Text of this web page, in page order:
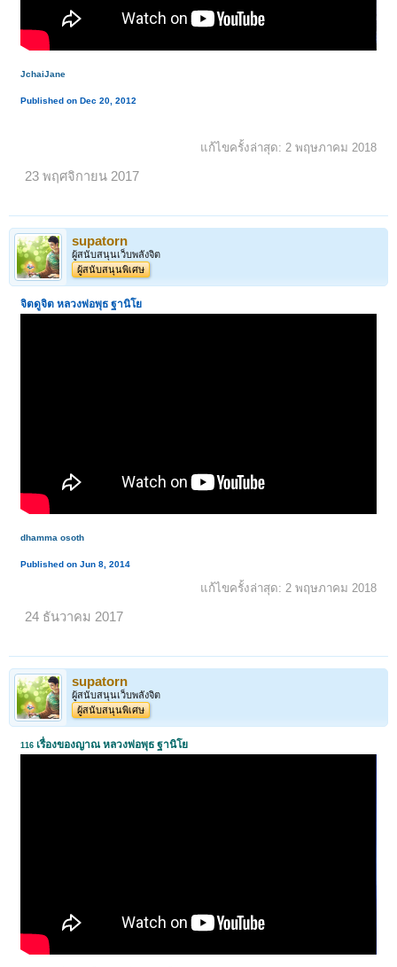
JchaiJane
Published on Dec 20, 2012
แก้ไขครั้งล่าสุด: 2 พฤษภาคม 2018
23 พฤศจิกายน 2017
supatorn
ผู้สนับสนุนเว็บพลังจิต
ผู้สนับสนุนพิเศษ
จิตดูจิต หลวงพ่อพุธ ฐานิโย
dhamma osoth
Published on Jun 8, 2014
แก้ไขครั้งล่าสุด: 2 พฤษภาคม 2018
24 ธันวาคม 2017
supatorn
ผู้สนับสนุนเว็บพลังจิต
ผู้สนับสนุนพิเศษ
116 เรื่องของญาณ หลวงพ่อพุธ ฐานิโย